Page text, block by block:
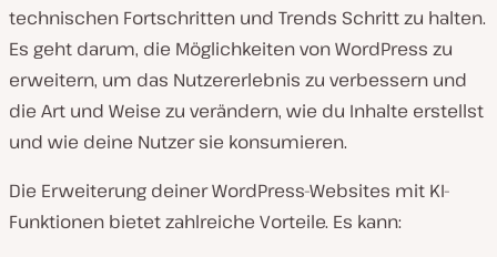
technischen Fortschritten und Trends Schritt zu halten.
Es geht darum, die Möglichkeiten von WordPress zu
erweitern, um das Nutzererlebnis zu verbessern und
die Art und Weise zu verändern, wie du Inhalte erstellst
und wie deine Nutzer sie konsumieren.
Die Erweiterung deiner WordPress-Websites mit KI-
Funktionen bietet zahlreiche Vorteile. Es kann: